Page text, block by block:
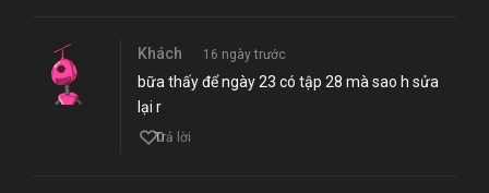
Khách 16 ngày trước
bữa thấy để ngày 23 có tập 28 mà sao h sửa
lại r
0
Trả lời